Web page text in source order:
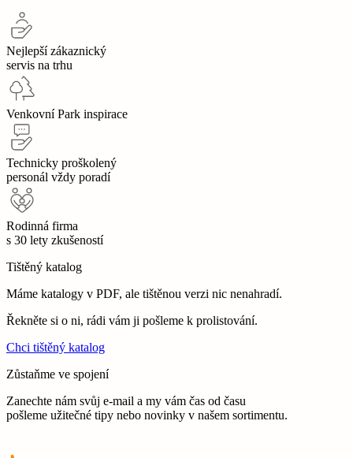
Nejlepší zákaznický
servis na trhu
Venkovní Park inspirace
Technicky proškolený
personál vždy poradí
Rodinná firma
s 30 lety zkušeností
Tištěný katalog
Máme katalogy v PDF, ale tištěnou verzi nic nenahradí.
Řekněte si o ni, rádi vám ji pošleme k prolistování.
Chci tištěný katalog
Zůstaňme ve spojení
Zanechte nám svůj e-mail a my vám čas od času
pošleme užitečné tipy nebo novinky v našem sortimentu.